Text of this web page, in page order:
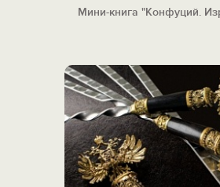
Мини-книга "Конфуций.